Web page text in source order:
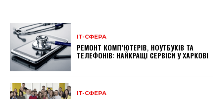
ІТ-СФЕРА
РЕМОНТ КОМП’ЮТЕРІВ, НОУТБУКІВ ТА
ТЕЛЕФОНІВ: НАЙКРАЩІ СЕРВІСИ У ХАРКОВІ
ІТ-СФЕРА